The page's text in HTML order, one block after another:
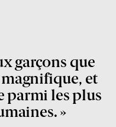
garçons que
magnifique, et
parmi les plus